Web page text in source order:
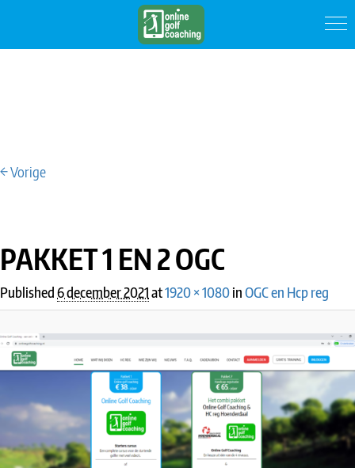
IMAGE NAVIGATION
← Vorige
PAKKET 1 EN 2 OGC
Published6 december 2021at1920 × 1080inOGC en Hcp reg